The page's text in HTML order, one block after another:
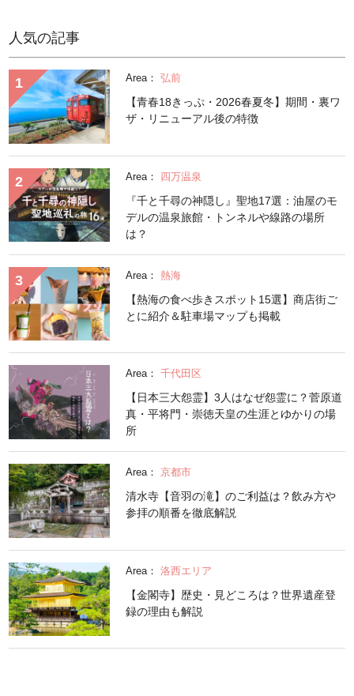
人気の記事
Area： 弘前
【青春18きっぷ・2026春夏冬】期間・裏ワ
ザ・リニューアル後の特徴
Area： 四万温泉
『千と千尋の神隠し』聖地17選：油屋のモ
デルの温泉旅館・トンネルや線路の場所
は？
Area： 熱海
【熱海の食べ歩きスポット15選】商店街ご
とに紹介＆駐車場マップも掲載
Area： 千代田区
【日本三大怨霊】3人はなぜ怨霊に？菅原道
真・平将門・崇徳天皇の生涯とゆかりの場
所
Area： 京都市
清水寺【音羽の滝】のご利益は？飲み方や
参拝の順番を徹底解説
Area： 洛西エリア
【金閣寺】歴史・見どころは？世界遺産登
録の理由も解説